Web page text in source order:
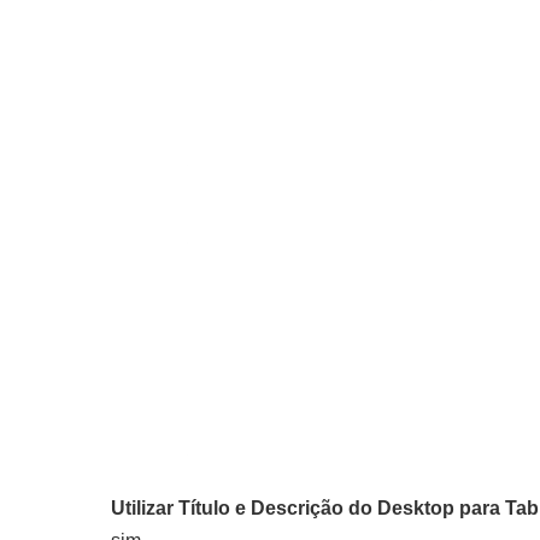
Utilizar Título e Descrição do Desktop para